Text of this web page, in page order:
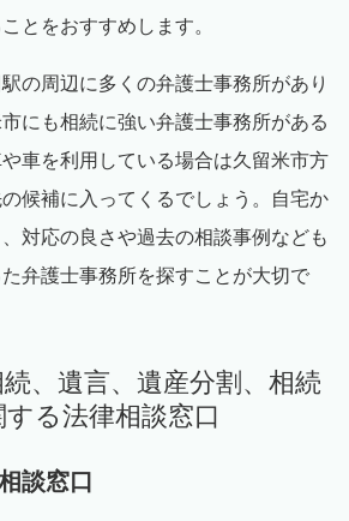
とをおすすめします。
の周辺に多くの弁護士事務所があり
にも相続に強い弁護士事務所がある
車を利用している場合は久留米市方
候補に入ってくるでしょう。自宅か
対応の良さや過去の相談事例なども
弁護士事務所を探すことが大切で
、遺言、遺産分割、相続
る法律相談窓口
談窓口